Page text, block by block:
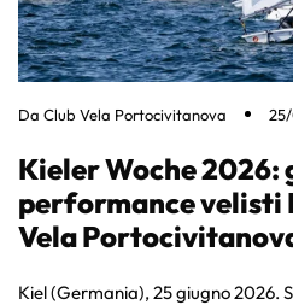
Da Club Vela Portocivitanova
Kieler Woche 2026:
performance velisti
Vela
Kiel (Germania), 25 giugno 2026.